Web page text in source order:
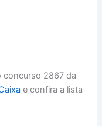
concurso 2867 da
e confira a lista